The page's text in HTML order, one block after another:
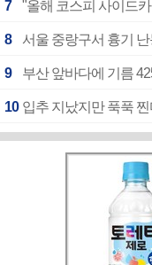
7 "올해 코스피 사이드
8 서울 중랑구서 흉기
9 부산 앞바다에 기름
10 입추 지났지만 푹푹